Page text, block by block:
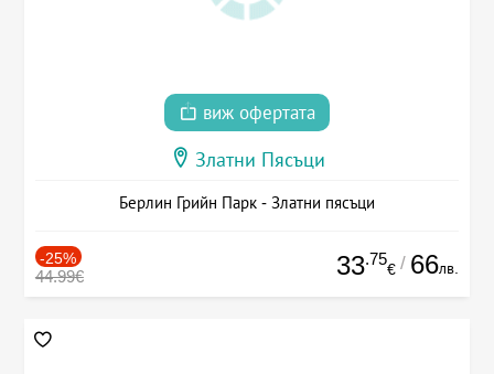
виж офертата
Златни Пясъци
Берлин Грийн Парк - Златни пясъци
-25%
44.99€ 33.75
€ / 66лв.